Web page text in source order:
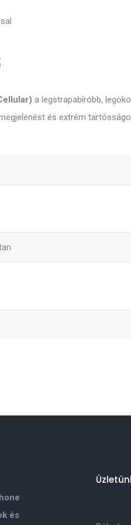
a legstrapabíróbb,
és extrém
és